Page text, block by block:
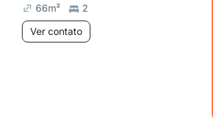
66m²
2
Ver contato